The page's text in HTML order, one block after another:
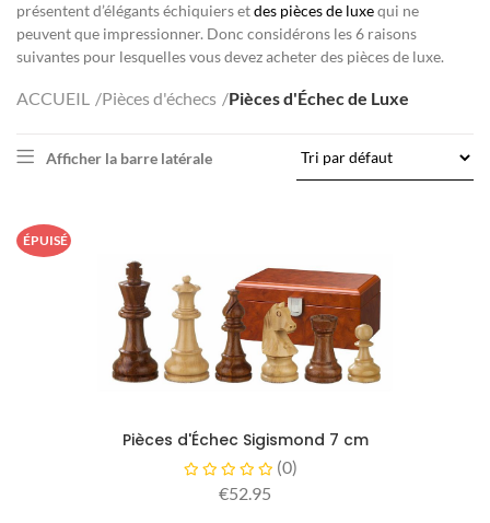
présentent d’élégants échiquiers etdes pièces de luxequi ne
peuvent que impressionner. Donc considérons les 6 raisons
suivantes pour lesquelles vous devez acheter des pièces de luxe.
ACCUEIL Pièces d'échecs Pièces d'Échec de Luxe
Afficher la barre latérale
ÉPUISÉ
Pièces d'Échec Sigismond 7 cm
(0)
€52.95